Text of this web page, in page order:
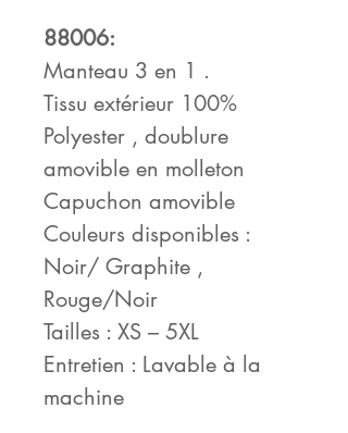
88006:
Manteau 3 en 1 .
Tissu extérieur 100%
Polyester , doublure
amovible en molleton
Capuchon amovible
Couleurs disponibles :
Noir/ Graphite ,
Rouge/Noir
Tailles : XS – 5XL
Entretien : Lavable à la
machine